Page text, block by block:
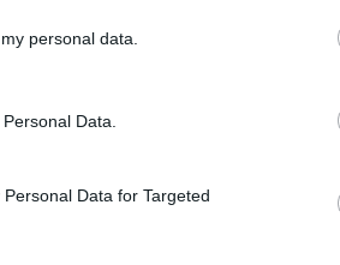
personal data.
Data.
Data for Targeted
emberiséget